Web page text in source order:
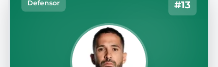
Defensor #13